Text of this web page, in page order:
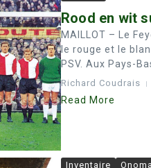
Rood en wit
MAILLOT – Le
le rouge et le
PSV. Aux Pays-
Richard Coudrais
Read More
Inventaire